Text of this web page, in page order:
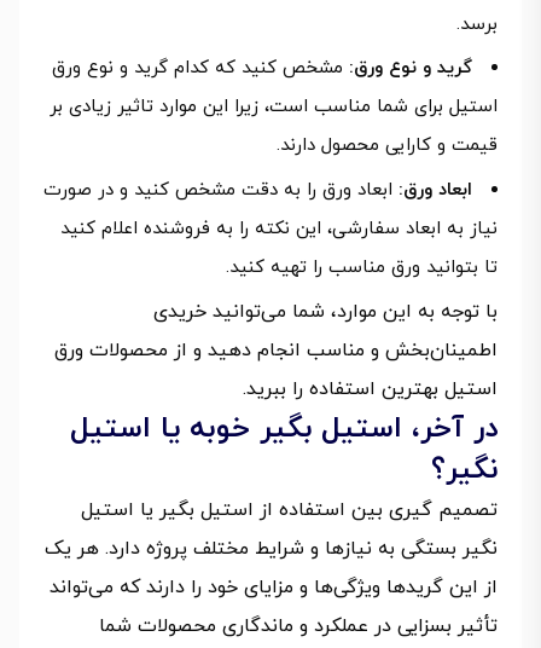
برسد.
گرید و نوع ورق: مشخص کنید که کدام گرید و نوع ورق
استیل برای شما مناسب است، زیرا این موارد تاثیر زیادی بر
قیمت و کارایی محصول دارند.
ابعاد ورق: ابعاد ورق را به دقت مشخص کنید و در صورت
نیاز به ابعاد سفارشی، این نکته را به فروشنده اعلام کنید
تا بتوانید ورق مناسب را تهیه کنید.
با توجه به این موارد، شما می‌توانید خریدی
اطمینان‌بخش و مناسب انجام دهید و از محصولات ورق
استیل بهترین استفاده را ببرید.
در آخر، استیل بگیر خوبه یا استیل
نگیر؟
تصمیم گیری بین استفاده از استیل بگیر یا استیل
نگیر بستگی به نیازها و شرایط مختلف پروژه دارد. هر یک
از این گریدها ویژگی‌ها و مزایای خود را دارند که می‌تواند
تأثیر بسزایی در عملکرد و ماندگاری محصولات شما